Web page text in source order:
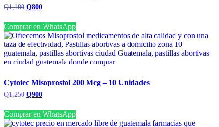
Q1,100 El
original
era:
Q1,100.
Q800El
actual
es:
Q800.
Comprar en WhatsApp
Cytotec Misoprostol 200 Mcg – 10 Unidades
Q1,250 El
original
era:
Q1,250.
Q900El
actual
es:
Q900.
Comprar en WhatsApp